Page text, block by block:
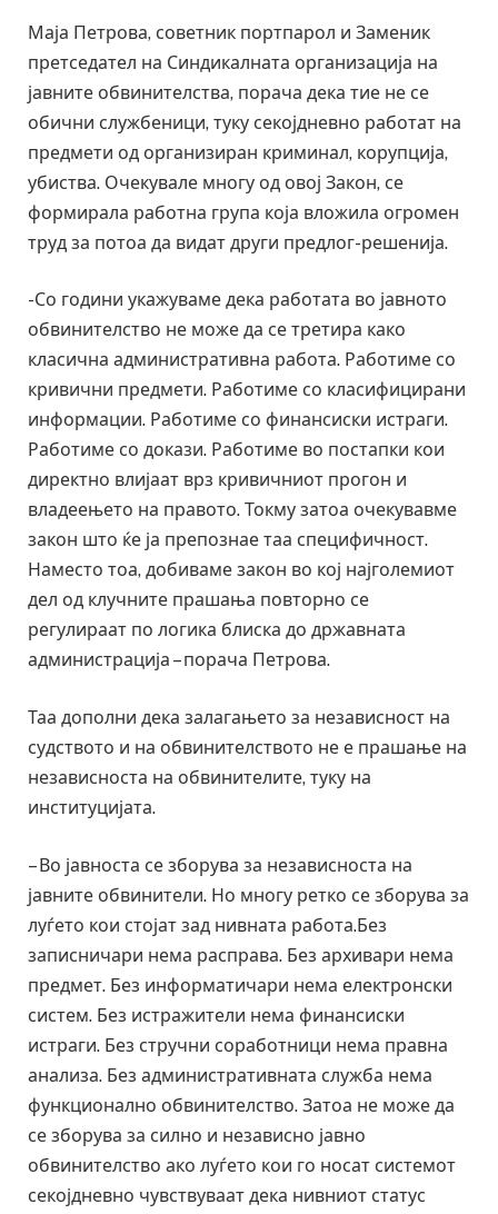
Маја Петрова, советник портпарол и Заменик
претседател на Синдикалната организација на
јавните обвинителства, порача дека тие не се
обични службеници, туку секојдневно работат на
предмети од организиран криминал, корупција,
убиства. Очекувале многу од овој Закон, се
формирала работна група која вложила огромен
труд за потоа да видат други предлог-решенија.
-Со години укажуваме дека работата во јавното
обвинителство не може да се третира како
класична административна работа. Работиме со
кривични предмети. Работиме со класифицирани
информации. Работиме со финансиски истраги.
Работиме со докази. Работиме во постапки кои
директно влијаат врз кривичниот прогон и
владеењето на правото. Токму затоа очекувавме
закон што ќе ја препознае таа специфичност.
Наместо тоа, добиваме закон во кој најголемиот
дел од клучните прашања повторно се
регулираат по логика блиска до државната
администрација – порача Петрова.
Таа дополни дека залагањето за независност на
судството и на обвинителството не е прашање на
независноста на обвинителите, туку на
институцијата.
– Во јавноста се зборува за независноста на
јавните обвинители. Но многу ретко се зборува за
луѓето кои стојат зад нивната работа.Без
записничари нема расправа. Без архивари нема
предмет. Без информатичари нема електронски
систем. Без истражители нема финансиски
истраги. Без стручни соработници нема правна
анализа. Без административната служба нема
функционално обвинителство. Затоа не може да
се зборува за силно и независно јавно
обвинителство ако луѓето кои го носат системот
секојдневно чувствуваат дека нивниот статус